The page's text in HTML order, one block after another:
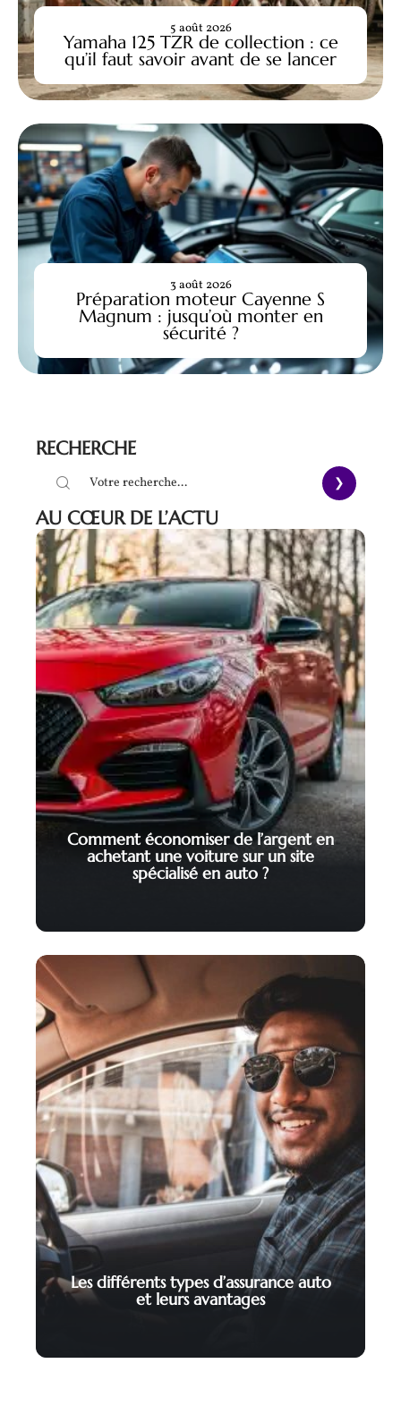
Yamaha 125 TZR de collection : ce
qu’il faut savoir avant de se lancer
5 août 2026
Préparation moteur Cayenne S
Magnum : jusqu’où monter en
sécurité ?
3 août 2026
RECHERCHE
AU CŒUR DE L’ACTU
Comment économiser de l’argent en
achetant une voiture sur un site
spécialisé en auto ?
Les différents types d’assurance auto
et leurs avantages